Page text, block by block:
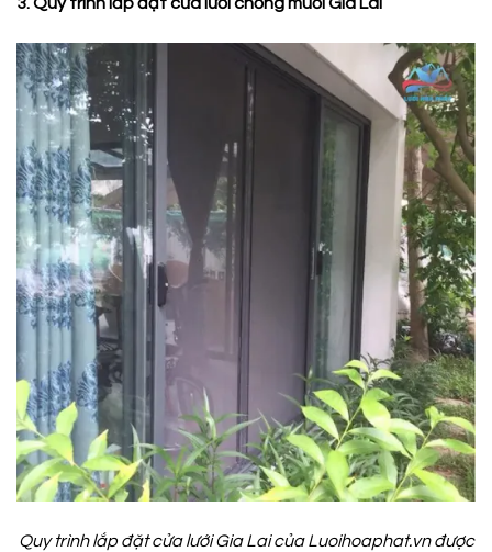
3. Quy trình lắp đặt cửa lưới chống muỗi Gia Lai
Quy trình lắp đặt cửa lưới Gia Lai của Luoihoaphat.vn được